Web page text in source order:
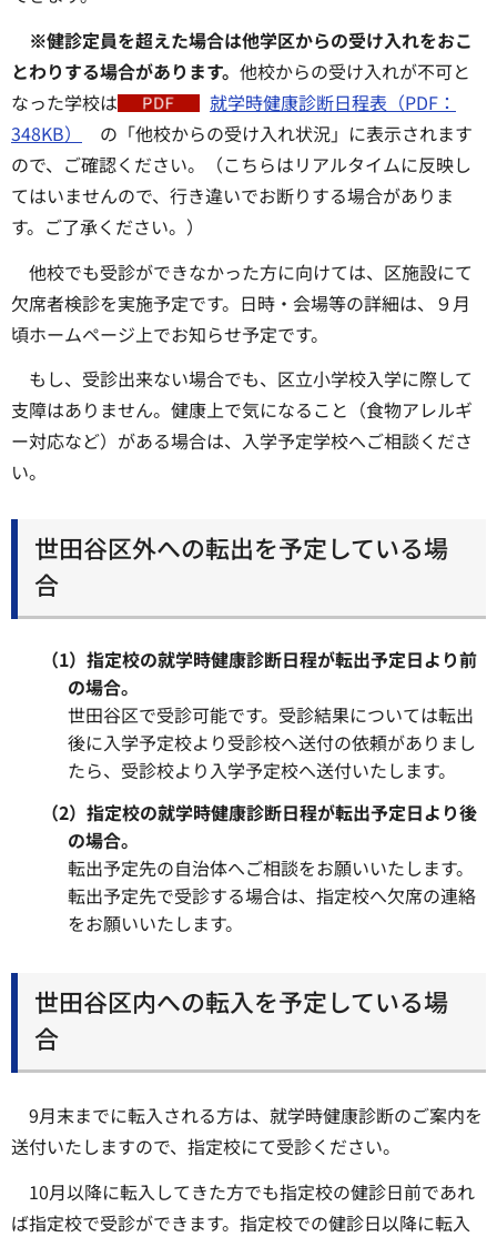
※健診定員を超えた場合は他学区からの受け入れをおこ
とわりする場合があります。 他校からの受け入れが不可と
なった学校は
就学時健康診断日程表（PDF：
348KB）
の「他校からの受け入れ状況」に表示されます
ので、ご確認ください。（こちらはリアルタイムに反映し
てはいませんので、行き違いでお断りする場合がありま
す。ご了承ください。）
他校でも受診ができなかった方に向けては、区施設にて
欠席者検診を実施予定です。日時・会場等の詳細は、９月
頃ホームページ上でお知らせ予定です。
もし、受診出来ない場合でも、区立小学校入学に際して
支障はありません。健康上で気になること（食物アレルギ
ー対応など）がある場合は、入学予定学校へご相談くださ
い。
世田谷区外への転出を予定している場
合
（1）指定校の就学時健康診断日程が転出予定日より前
の場合。
世田谷区で受診可能です。受診結果については転出
後に入学予定校より受診校へ送付の依頼がありまし
たら、受診校より入学予定校へ送付いたします。
（2）指定校の就学時健康診断日程が転出予定日より後
の場合。
転出予定先の自治体へご相談をお願いいたします。
転出予定先で受診する場合は、指定校へ欠席の連絡
をお願いいたします。
世田谷区内への転入を予定している場
合
9月末までに転入される方は、就学時健康診断のご案内を
送付いたしますので、指定校にて受診ください。
10月以降に転入してきた方でも指定校の健診日前であれ
ば指定校で受診ができます。指定校での健診日以降に転入